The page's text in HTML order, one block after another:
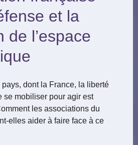
et la
de l’espace
dont la France, la liberté
se mobiliser pour agir est
les associations du
elles aider à faire face à ce